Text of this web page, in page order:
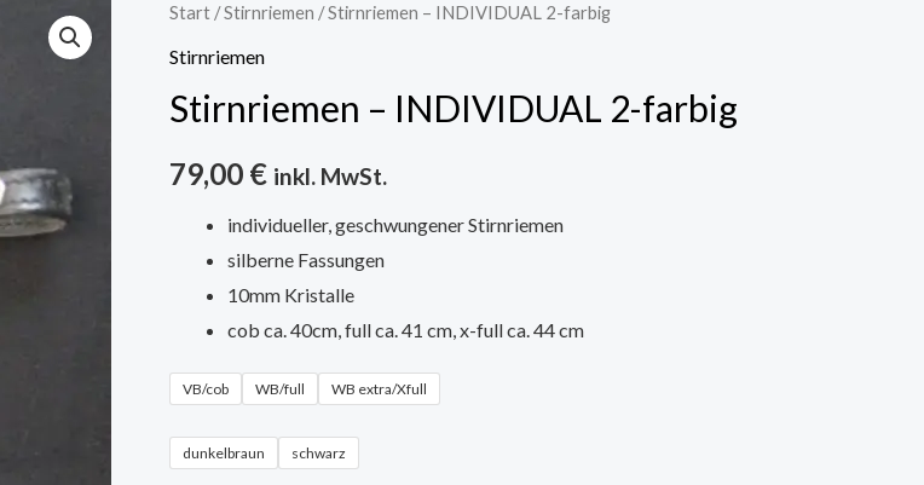
Start /Stirnriemen / Stirnriemen – INDIVIDUAL 2-farbig
Stirnriemen
Stirnriemen – INDIVIDUAL 2-farbig
79,00 € inkl. MwSt.
individueller, geschwungener Stirnriemen
silberne Fassungen
10mm Kristalle
cob ca. 40cm, full ca. 41 cm, x-full ca. 44 cm
VB/cob WB/full WB extra/Xfull
dunkelbraun schwarz
Stirnriemen
-
2-
Menge